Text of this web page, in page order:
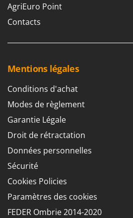
AgriEuro Point
Contacts
Mentions légales
Conditions d'achat
Modes de règlement
Garantie Légale
Droit de rétractation
Données personnelles
Sécurité
Cookies Policies
Paramètres des cookies
FEDER Ombrie 2014-2020